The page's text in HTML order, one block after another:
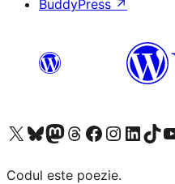
BuddyPress ↗
Mergi la contul nostru X (fost Twitter)
Vizitează contul nostru Bluesky
Vizitează contul nostru Mastodon
Vizitează contul nostru Threads
Vizitează pagina noastră Facebook
Vizitează-ne pe
Vizitează-ne pe
Vizitează
Codul este poezie.